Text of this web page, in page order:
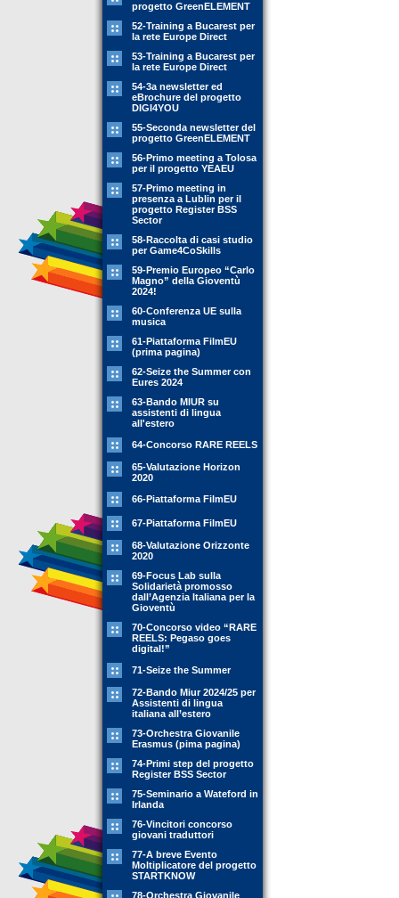
progetto GreenELEMENT
52-Training a Bucarest per
la rete Europe Direct
53-Training a Bucarest per
la rete Europe Direct
54-3a newsletter ed
eBrochure del progetto
DIGI4YOU
55-Seconda newsletter del
progetto GreenELEMENT
56-Primo meeting a Tolosa
per il progetto YEAEU
57-Primo meeting in
presenza a Lublin per il
progetto Register BSS
Sector
58-Raccolta di casi studio
per Game4CoSkills
59-Premio Europeo “Carlo
Magno” della Gioventù
2024!
60-Conferenza UE sulla
musica
61-Piattaforma FilmEU
(prima pagina)
62-Seize the Summer con
Eures 2024
63-Bando MIUR su
assistenti di lingua
all'estero
64-Concorso RARE REELS
65-Valutazione Horizon
2020
66-Piattaforma FilmEU
67-Piattaforma FilmEU
68-Valutazione Orizzonte
2020
69-Focus Lab sulla
Solidarietà promosso
dall’Agenzia Italiana per la
Gioventù
70-Concorso video “RARE
REELS: Pegaso goes
digital!”
71-Seize the Summer
72-Bando Miur 2024/25 per
Assistenti di lingua
italiana all’estero
73-Orchestra Giovanile
Erasmus (pima pagina)
74-Primi step del progetto
Register BSS Sector
75-Seminario a Wateford in
Irlanda
76-Vincitori concorso
giovani traduttori
77-A breve Evento
Moltiplicatore del progetto
STARTKNOW
78-Orchestra Giovanile